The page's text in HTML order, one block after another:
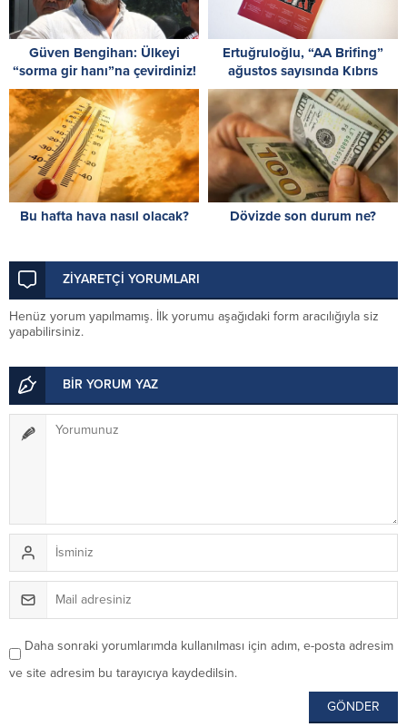
Güven Bengihan: Ülkeyi
“sorma gir hanı”na çevirdiniz!
Ertuğruloğlu, “AA Brifing”
ağustos sayısında Kıbrıs
sorununa ilişkin analizini
paylaştı
Bu hafta hava nasıl olacak? Dövizde son durum ne?
ZİYARETÇİ YORUMLARI
Henüz yorum yapılmamış. İlk yorumu aşağıdaki form aracılığıyla siz
yapabilirsiniz.
BİR YORUM YAZ
Daha sonraki yorumlarımda kullanılması için adım, e-posta adresim
ve site adresim bu tarayıcıya kaydedilsin.